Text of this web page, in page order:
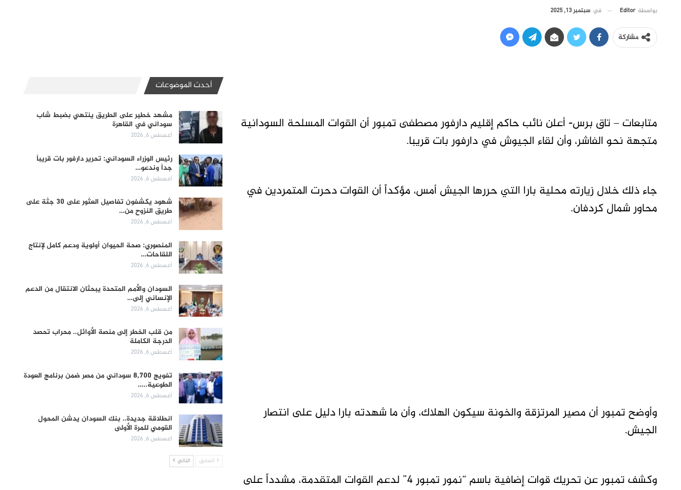
بواسطة Editor في سبتمبر 13, 2025
مشاركة
متابعات – تاق برس- أعلن نائب حاكم إقليم دارفور مصطفى تمبور أن القوات المسلحة السودانية
متجهة نحو الفاشر، وأن لقاء الجيوش في دارفور بات قريبا.
جاء ذلك خلال زيارته محلية بارا التي حررها الجيش أمس، مؤكداً أن القوات دحرت المتمردين في
محاور شمال كردفان.
وأوضح تمبور أن مصير المرتزقة والخونة سيكون الهلاك، وأن ما شهدته بارا دليل على انتصار
الجيش.
وكشف تمبور عن تحريك قوات إضافية باسم “نمور تمبور 4” لدعم القوات المتقدمة، مشدداً على
أحدث الموضوعات
مشهد خطير على الطريق ينتهي بضبط شاب
سوداني في القاهرة
أغسطس 6, 2026
رئيس الوزراء السوداني: تحرير دارفور بات قريباً
جداً وندعو…
أغسطس 6, 2026
شهود يكشفون تفاصيل العثور على 30 جثة على
طريق النزوح من…
أغسطس 6, 2026
المنصوري: صحة الحيوان أولوية ودعم كامل لإنتاج
اللقاحات…
أغسطس 6, 2026
السودان والأمم المتحدة يبحثان الانتقال من الدعم
الإنساني إلى…
أغسطس 6, 2026
من قلب الخطر إلى منصة الأوائل.. محراب تحصد
الدرجة الكاملة
أغسطس 6, 2026
تفويج 8,700 سوداني من مصر ضمن برنامج العودة
الطوعية..…
أغسطس 6, 2026
انطلاقة جديدة.. بنك السودان يدشن المحول
القومي للمرة الأولى
أغسطس 6, 2026
السابق التالي